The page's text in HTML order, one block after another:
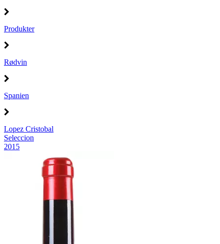
Produkter
Rødvin
Spanien
Lopez Cristobal
Seleccion
2015